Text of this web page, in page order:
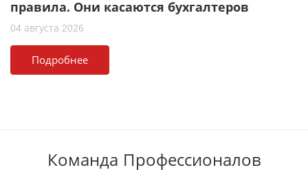
правила. Они касаются бухгалтеров
04 августа 2026
Подробнее
Команда Профессионалов